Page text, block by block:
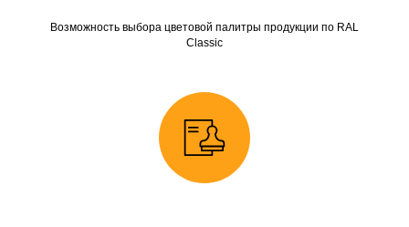
Возможность выбора цветовой палитры продукции по RAL
Classic